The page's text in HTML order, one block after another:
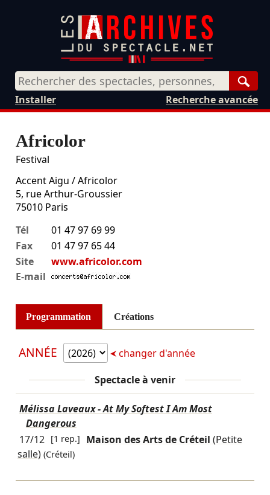
Recherche avancée
Installer
Africolor
Festival
Accent Aigu / Africolor
5, rue Arthur-Groussier
75010 Paris
Tél
01 47 97 69 99
Fax
01 47 97 65 44
Site
www.africolor.com
E-mail
Programmation Créations
ANNÉE changer d'année
Spectacle à venir
Mélissa Laveaux - At My Softest I Am Most
Dangerous
17/12 [1 rep.] Maison des Arts de Créteil(Petite
salle) (Créteil)